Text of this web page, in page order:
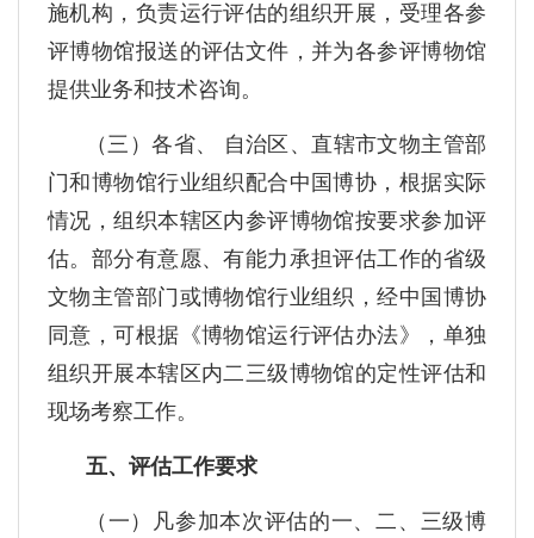
施机构，负责运行评估的组织开展，受理各参
评博物馆报送的评估文件，并为各参评博物馆
提供业务和技术咨询。
（三）各省、 自治区、直辖市文物主管部
门和博物馆行业组织配合中国博协，根据实际
情况，组织本辖区内参评博物馆按要求参加评
估。部分有意愿、有能力承担评估工作的省级
文物主管部门或博物馆行业组织，经中国博协
同意，可根据《博物馆运行评估办法》，单独
组织开展本辖区内二三级博物馆的定性评估和
现场考察工作。
五、评估工作要求
（一）凡参加本次评估的一、二、三级博